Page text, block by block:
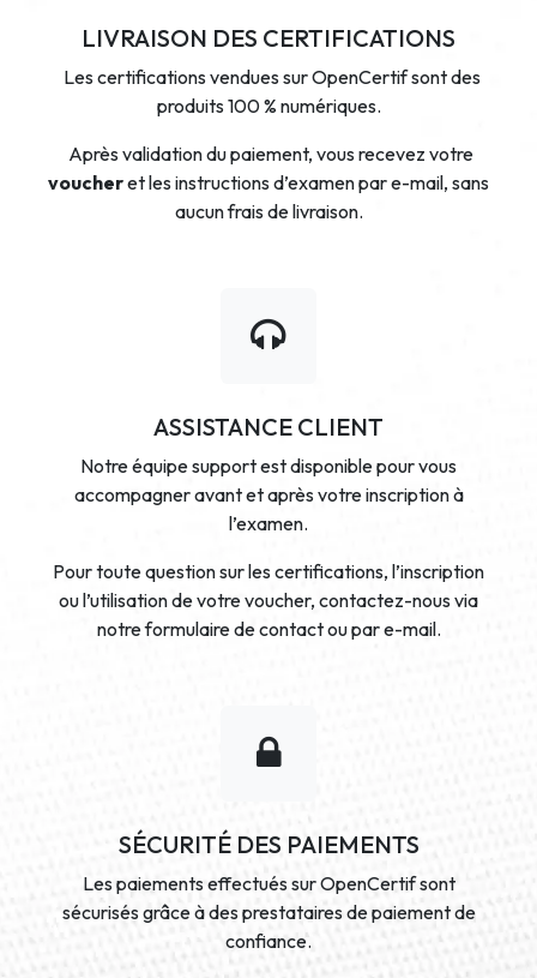
LIVRAISON DES CERTIFICATIONS
Les certifications vendues sur OpenCertif sont des
produits 100 % numériques.
Après validation du paiement, vous recevez votre
voucheret les instructions d’examen par e-mail, sans
aucun frais de livraison.
ASSISTANCE CLIENT
Notre équipe support est disponible pour vous
accompagner avant et après votre inscription à
l’examen.
Pour toute question sur les certifications, l’inscription
ou l’utilisation de votre voucher, contactez-nous via
notre formulaire de contact ou par e-mail.
SÉCURITÉ DES PAIEMENTS
Les paiements effectués sur OpenCertif sont
sécurisés grâce à des prestataires de paiement de
confiance.